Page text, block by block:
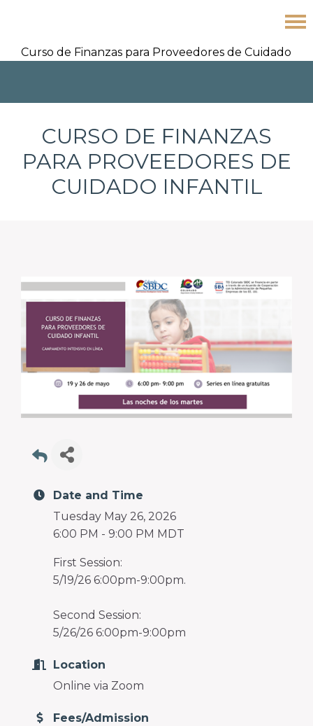
Curso de Finanzas para Proveedores de Cuidado
CURSO DE FINANZAS
PARA PROVEEDORES DE
CUIDADO INFANTIL
Date and Time
Tuesday May 26, 2026
6:00 PM - 9:00 PM MDT
First Session:
5/19/26 6:00pm-9:00pm.
Second Session:
5/26/26 6:00pm-9:00pm
Location
Online via Zoom
Fees/Admission